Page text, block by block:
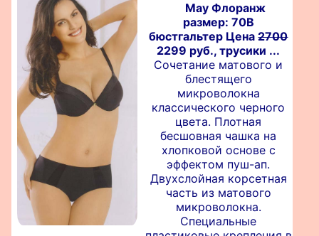
May Флоранж
размер: 70B
бюстгальтер Цена2700
2299 руб., трусики ...
Сочетание матового и
блестящего
микроволокна
классического черного
цвета. Плотная
бесшовная чашка на
хлопковой основе с
эффектом пуш-ап.
Двухслойная корсетная
часть из матового
микроволокна.
Специальные